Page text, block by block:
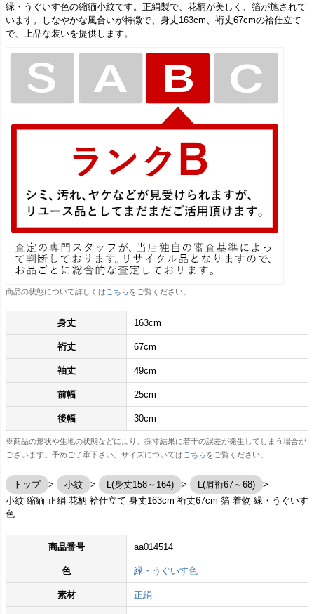
緑・うぐいす色の縮緬小紋です。正絹製で、花柄が美しく、箔が施されて
います。しなやかな風合いが特徴で、身丈163cm、裄丈67cmの袷仕立て
で、上品な装いを提供します。
商品の状態について詳しくは こちらをご覧ください。
身丈 163cm
裄丈 67cm
袖丈 49cm
前幅 25cm
後幅 30cm
※商品の形状や生地の状態などにより、採寸結果に若干の誤差が発生してしまう場合が
ございます。予めご了承下さい。サイズについては こちらをご覧ください。
トップ 小紋 L(身丈158～164)
L(肩裄67～68)
小紋 縮緬 正絹 花柄 袷仕立て 身丈163cm 裄丈67cm 箔 着物 緑・うぐいす
色
商品番号 aa014514
色 緑・うぐいす色
素材 正絹